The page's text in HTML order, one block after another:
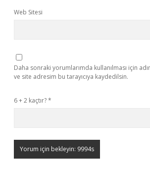
Web Sitesi
Daha sonraki yorumlarımda kullanılması için
ve site adresim bu tarayıcıya kaydedilsin.
6 + 2 kaçtır?*